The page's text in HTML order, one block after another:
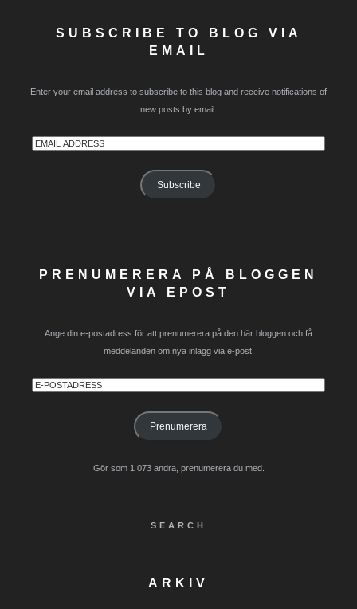
SUBSCRIBE TO BLOG VIA
EMAIL
Enter your email address to subscribe to this blog and receive notifications of
new posts by email.
Email
Subscribe
PRENUMERERA PÅ BLOGGEN
VIA EPOST
Ange din e-postadress för att prenumerera på den här bloggen och få
meddelanden om nya inlägg via e-post.
E-
Prenumerera
Gör som 1 073 andra, prenumerera du med.
SEARCH
ARKIV